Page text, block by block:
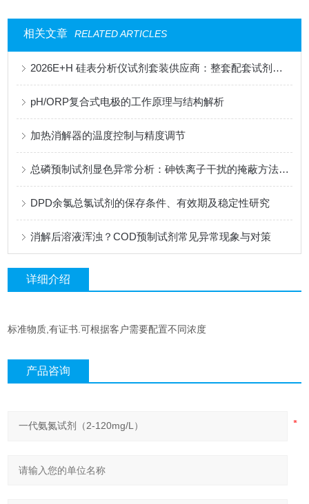
相关文章 RELATED ARTICLES
2026E+H 硅表分析仪试剂套装供应商：整套配套试剂，适配电厂在线监测场景
pH/ORP复合式电极的工作原理与结构解析
加热消解器的温度控制与精度调节
总磷预制试剂显色异常分析：砷铁离子干扰的掩蔽方法与质控样验证
DPD余氯总氯试剂的保存条件、有效期及稳定性研究
消解后溶液浑浊？COD预制试剂常见异常现象与对策
详细介绍
标准物质,有证书.可根据客户需要配置不同浓度
产品咨询